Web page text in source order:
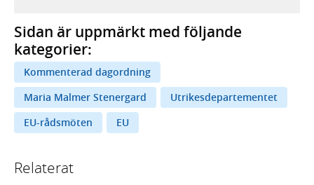
Sidan är uppmärkt med följande
kategorier:
Kommenterad dagordning
Maria Malmer Stenergard
Utrikesdepartementet
EU-rådsmöten
EU
Relaterat